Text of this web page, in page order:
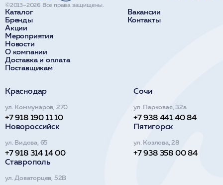
Каталог
Бренды
Акции
Мероприятия
Новости
О компании
Доставка и оплата
Поставщикам
Вакансии
Контакты
©2013–2026 Все права защищены.
Краснодар
ул. Коммунаров, 270
+7 918 190 11 10
Сочи
ул. Парковая, 32а
+7 938 441 40 84
Новороссийск
ул. Видова, 65
+7 918 314 14 00
Пятигорск
ул. Козлова, 28
+7 938 358 00 84
Ставрополь
ул. Доваторцев, 52В